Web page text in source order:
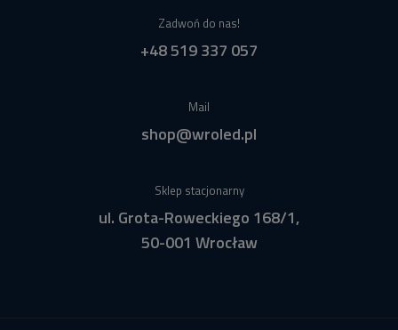
Zadwoń do nas!
+48 519 337 057
Mail
shop@wroled.pl
Sklep stacjonarny
ul. Grota-Roweckiego 168/1,
50-001 Wrocław